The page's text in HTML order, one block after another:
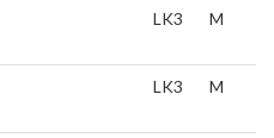
LK3 M
LK3 M